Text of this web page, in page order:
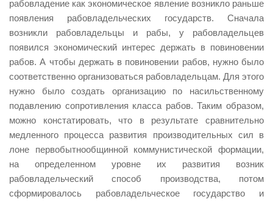
рабовладение как экономическое явление возникло раньше
появления рабовладельческих государств. Сначала
возникли рабовладельцы и рабы, у рабовладельцев
появился экономический интерес держать в повиновении
рабов. А чтобы держать в повиновении рабов, нужно было
соответственно организоваться рабовладельцам. Для этого
нужно было создать организацию по насильственному
подавлению сопротивления класса рабов. Таким образом,
можно констатировать, что в результате сравнительно
медленного процесса развития производительных сил в
лоне первобытнообщинной коммунистической формации,
на определенном уровне их развития возник
рабовладельческий способ производства, потом
сформировалось рабовладельческое государство и